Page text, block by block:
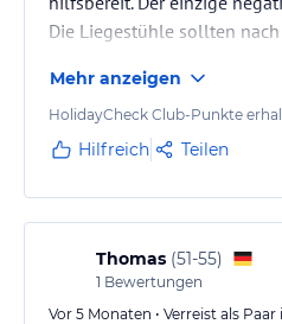
Die Liegestühle sollten
durch Gäste des
wurden leider nicht
Mehr anzeigen
HolidayCheck Club-Punkte
Hilfreich Teilen
Thomas (51-55)
1 Bewertungen
Vor 5 Monaten • Verreist als